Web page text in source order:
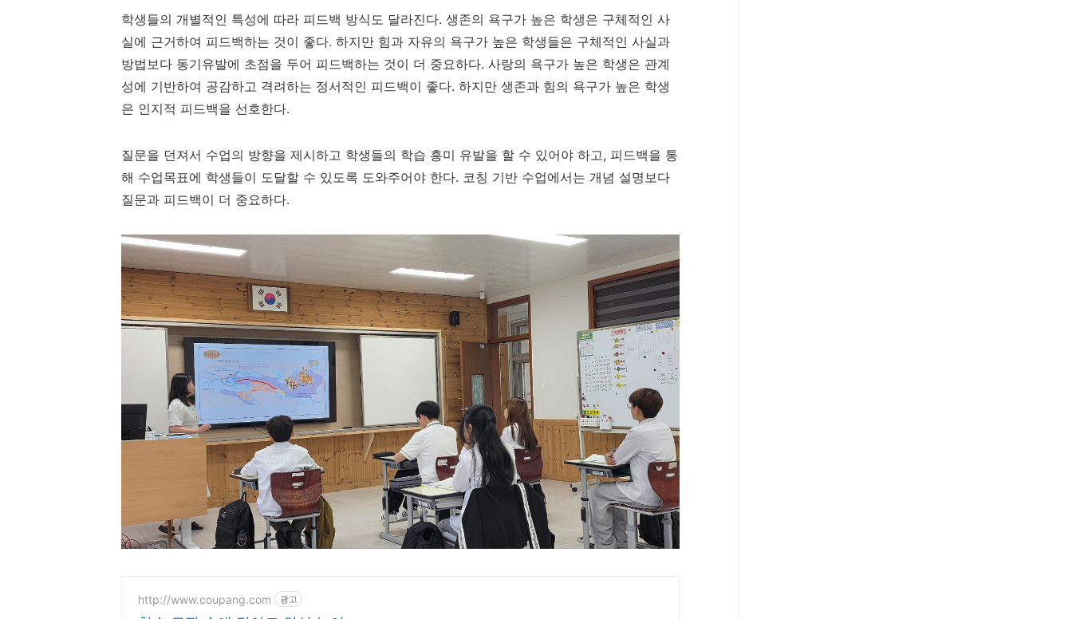
학생들의 개별적인 특성에 따라 피드백 방식도 달라진다. 생존의 욕구가 높은 학생은 구체적인 사
실에 근거하여 피드백하는 것이 좋다. 하지만 힘과 자유의 욕구가 높은 학생들은 구체적인 사실과
방법보다 동기유발에 초점을 두어 피드백하는 것이 더 중요하다. 사랑의 욕구가 높은 학생은 관계
성에 기반하여 공감하고 격려하는 정서적인 피드백이 좋다. 하지만 생존과 힘의 욕구가 높은 학생
은 인지적 피드백을 선호한다.
질문을 던져서 수업의 방향을 제시하고 학생들의 학습 흥미 유발을 할 수 있어야 하고, 피드백을 통
해 수업목표에 학생들이 도달할 수 있도록 도와주어야 한다. 코칭 기반 수업에서는 개념 설명보다
질문과 피드백이 더 중요하다.
http://www.coupang.com 광고